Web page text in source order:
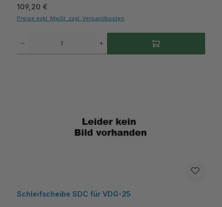
Regulärer Preis:
109,20 €
Preise exkl. MwSt. zzgl. Versandkosten
Schleifscheibe SDC für VDG-25